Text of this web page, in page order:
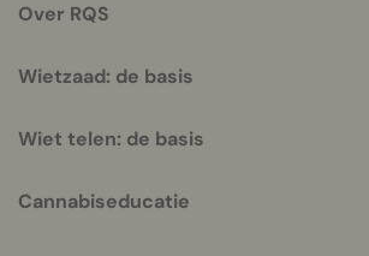
Over RQS
Wietzaad: de basis
Wiet telen: de basis
Cannabiseducatie